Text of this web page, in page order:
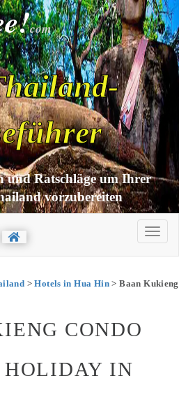
com
und Ratschläge um Ihrer
vorzubereiten
>Hotels in Hua Hin > Baan Kukieng
CONDO
HOLIDAY IN